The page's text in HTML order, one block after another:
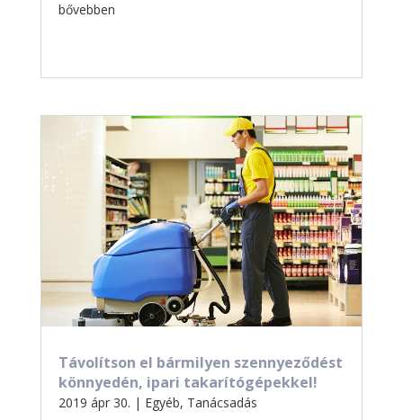
bővebben
Távolítson el bármilyen szennyeződést
könnyedén, ipari takarítógépekkel!
2019 ápr 30. | Egyéb, Tanácsadás